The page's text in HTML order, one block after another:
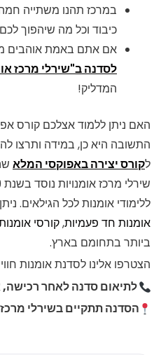
במרכז תהנו משתייה
כיבוד וכל מה שיהפוך
אם אתם באמת אוהבים
לסדנה ב"שירלי מרכז
המדליק!
האם ניתן ללמוד אצלכם קורס
התשובה היא כן, במידה ותרצו
לקורס יצירה באפוקסי המלא
ללימודי אומנות לכל הגילאים.
אומנות חד פעמיות,קורסי
ביותר בתחומם בארץ.
הצטרפו אלינו לסדנת אומנות
לתיאום סדנה לאחר רכישה,
הסדנה תתקיים בשירלי מרכז